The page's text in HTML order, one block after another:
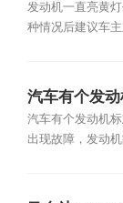
发动机一直亮黄
种情况后建议车
汽车有个发
么情况？
汽车有个发动机
出现故障，发动